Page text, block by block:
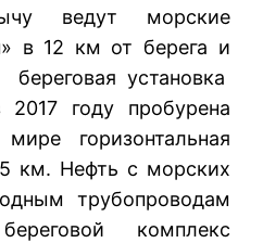
ведут морские
в 12 км от берега и
установка
году пробурена
горизонтальная
км. Нефть с морских
трубопроводам
комплекс